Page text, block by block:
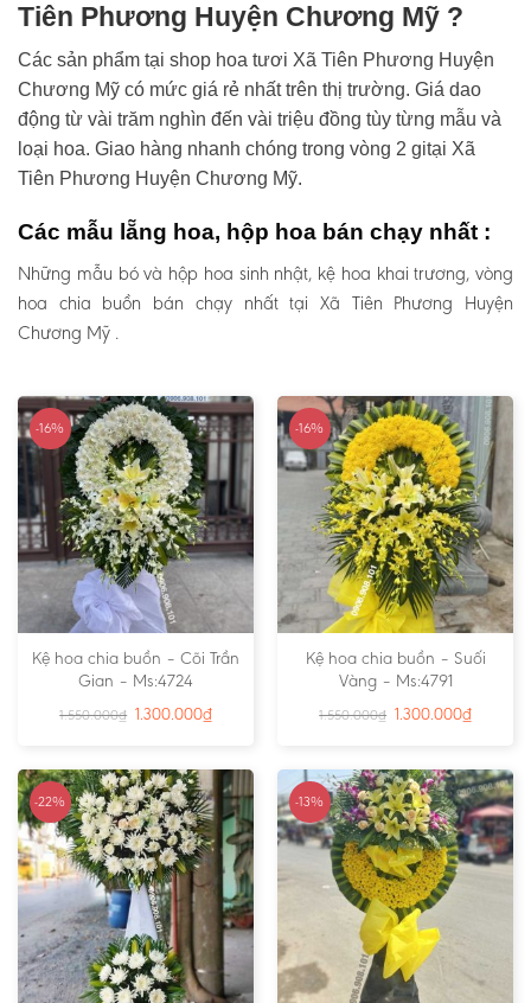
Tiên Phương Huyện Chương Mỹ ?
Các sản phẩm tại shop hoa tươi Xã Tiên Phương Huyện
Chương Mỹ có mức giá rẻ nhất trên thị trường. Giá dao
động từ vài trăm nghìn đến vài triệu đồng tùy từng mẫu và
loại hoa. Giao hàng nhanh chóng trong vòng 2 gitại Xã
Tiên Phương Huyện Chương Mỹ.
Các mẫu lẵng hoa, hộp hoa bán chạy nhất :
Những mẫu bó và hộp hoa sinh nhật, kệ hoa khai trương, vòng
hoa chia buồn bán chạy nhất tại Xã Tiên Phương Huyện
Chương Mỹ .
-16%
Kệ hoa chia buồn – Cõi Trần
Gian – Ms:4724
1.550.000₫ 1.300.000₫
-16%
Kệ hoa chia buồn – Suối
Vàng – Ms:4791
1.550.000₫ 1.300.000₫
-22% -13%